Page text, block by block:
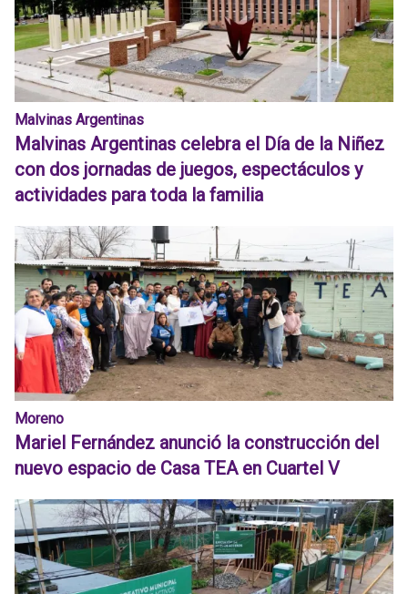
Malvinas Argentinas
Malvinas Argentinas celebra el Día de la Niñez
con dos jornadas de juegos, espectáculos y
actividades para toda la familia
Moreno
Mariel Fernández anunció la construcción del
nuevo espacio de Casa TEA en Cuartel V